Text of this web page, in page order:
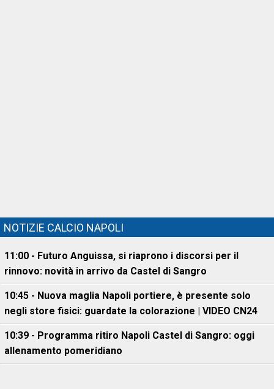
NOTIZIE CALCIO NAPOLI
11:00 - Futuro Anguissa, si riaprono i discorsi per il
rinnovo: novità in arrivo da Castel di Sangro
10:45 - Nuova maglia Napoli portiere, è presente solo
negli store fisici: guardate la colorazione | VIDEO CN24
10:39 - Programma ritiro Napoli Castel di Sangro: oggi
allenamento pomeridiano